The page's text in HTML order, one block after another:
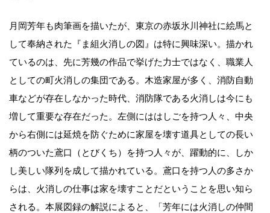
月岡芳年も肉筆画を描いたが、東京の赤坂氷川神社に絵馬と
して奉納された『ま組火消しの図』は特に興味深い。描かれ
ているのは、先に芳幾の作品で挙げた力士ではなく、職業人
としての町火消しの集団である。木造家屋が多く、消防自動
車などが存在しなかった時代、消防隊である火消しは今にも
増して重要な存在だった。左側にははしごを持つ人々、中央
から右側には延焼を防ぐために家屋を壊す道具としての長い
柄のついた鳶口（とびくち）を持つ人々が、躍動的に、しか
し美しい隊列を成して描かれている。鳶口を持つ人の多さか
らは、火消しの仕事は家を壊すことだということを思い知ら
される。本展図録の解説によると、「芳年には火消しの仲間